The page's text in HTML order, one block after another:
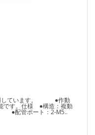
用しています。 ●作動
です。仕様 ●構造：複動
管ポート：2-M5..